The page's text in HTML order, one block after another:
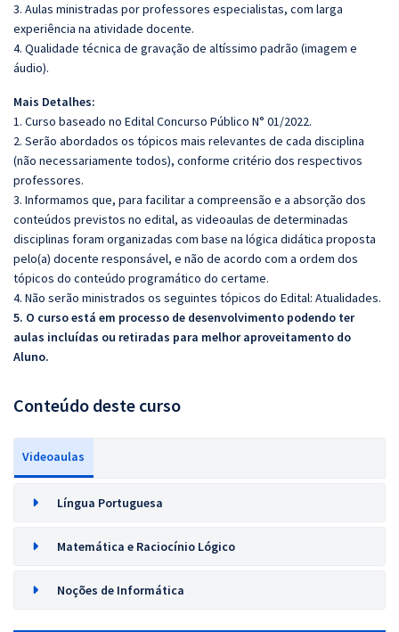
3. Aulas ministradas por professores especialistas, com larga
experiência na atividade docente.
4. Qualidade técnica de gravação de altíssimo padrão (imagem e
áudio).
Mais Detalhes:
1. Curso baseado no Edital Concurso Público N° 01/2022.
2. Serão abordados os tópicos mais relevantes de cada disciplina
(não necessariamente todos), conforme critério dos respectivos
professores.
3. Informamos que, para facilitar a compreensão e a absorção dos
conteúdos previstos no edital, as videoaulas de determinadas
disciplinas foram organizadas com base na lógica didática proposta
pelo(a) docente responsável, e não de acordo com a ordem dos
tópicos do conteúdo programático do certame.
4. Não serão ministrados os seguintes tópicos do Edital: Atualidades.
5. O curso está em processo de desenvolvimento podendo ter
aulas incluídas ou retiradas para melhor aproveitamento do
Aluno.
Conteúdo deste curso
Videoaulas
Língua Portuguesa
Matemática e Raciocínio Lógico
Noções de Informática